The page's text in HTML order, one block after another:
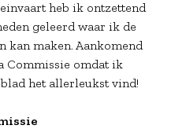
heb ik ontzettend
geleerd waar ik de
kan maken. Aankomend
Commissie omdat ik
het allerleukst vind!